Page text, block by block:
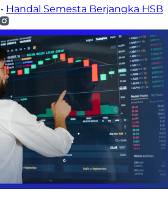
• Handal Semesta Berjangka HSB